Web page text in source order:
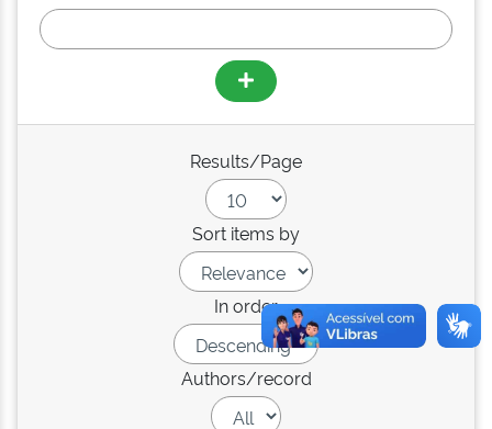
Results/Page
Sort items by
In order
Authors/record